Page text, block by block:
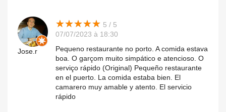
Jose.r
★★★★★
★★★★★ 5 / 5
07/07/2023 à 18:30
Pequeno restaurante no porto. A comida estava
boa. O garçom muito simpático e atencioso. O
serviço rápido (Original) Pequeño restaurante
en el puerto. La comida estaba bien. El
camarero muy amable y atento. El servicio
rápido